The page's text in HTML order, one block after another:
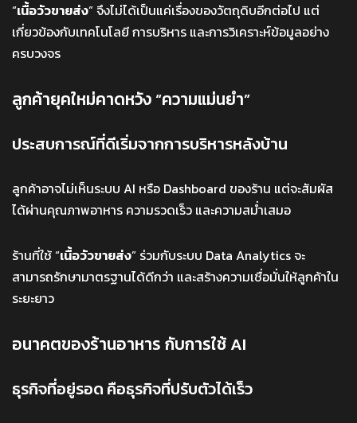
“เนื้อวัวขายส่ง” จึงไม่ได้เป็นแค่เรื่องของวัตถุดิบอีกต่อไป แต่
เกี่ยวข้องกับเทคโนโลยี การบริหาร และการวิเคราะห์ข้อมูลอย่าง
ครบวงจร
ลูกค้ายุคใหม่คาดหวัง “ความแม่นยำ”
ประสบการณ์ที่ดีเริ่มจากการบริหารหลังบ้าน
ลูกค้าอาจไม่เห็นระบบ AI หรือ Dashboard ของร้าน แต่จะสัมผัส
ได้ผ่านคุณภาพอาหาร ความรวดเร็ว และความสม่ำเสมอ
ร้านที่ใช้ “เนื้อวัวขายส่ง” ร่วมกับระบบ Data Analytics จะ
สามารถรักษามาตรฐานได้ดีกว่า และสร้างความเชื่อมั่นให้ลูกค้าใน
ระยะยาว
อนาคตของร้านอาหาร กับการใช้ AI
ธุรกิจที่อยู่รอด คือธุรกิจที่ปรับตัวได้เร็ว